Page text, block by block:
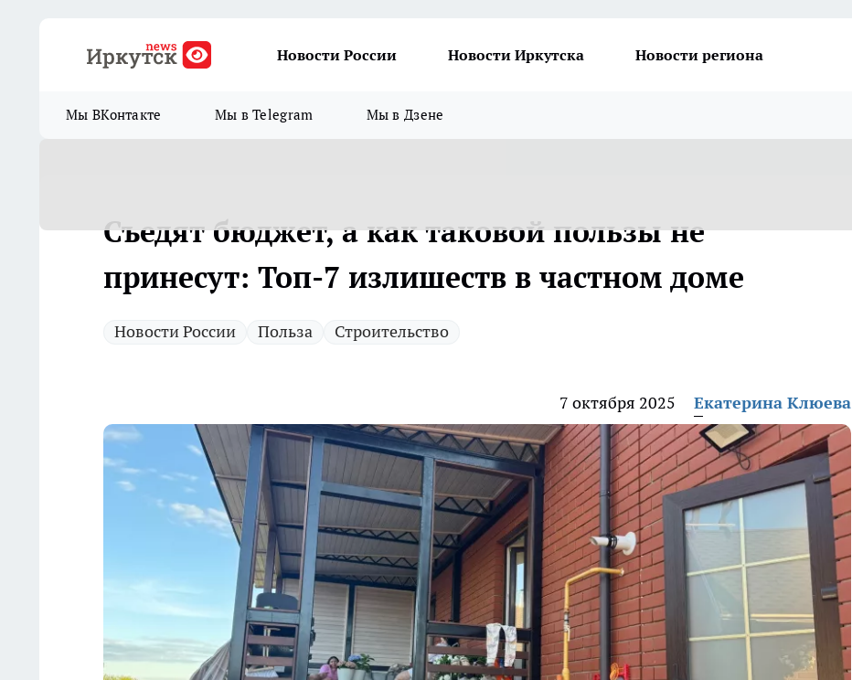
Новости России Новости Иркутска Новости региона
Мы ВКонтакте Мы в Telegram Мы в Дзене
Съедят бюджет, а как таковой пользы не
принесут: Топ-7 излишеств в частном доме
Новости России Польза Строительство
7 октября 2025 Екатерина Клюева